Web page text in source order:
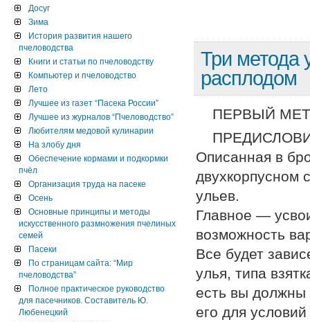
Три метода
расплодом
ПЕРВЫЙ
Описанная в
двухкорпусном
ульев.
Главное —
возможность
Все будет
улья, типа
есть вы должны
его для
Досуг
Зима
История развития нашего
пчеловодства
Книги и статьи по пчеловодству
Компьютер и пчеловодство
Лето
Лучшее из газет “Пасека России”
Лучшее из журналов “Пчеловодство”
Любителям медовой кулинарии
На злобу дня
Обеспечение кормами и подкормки
пчёл
Организация труда на пасеке
Осень
Основные принципы и методы
искусственного размножения пчелиных
семей
Пасеки
По страницам сайта: “Мир
пчеловодства”
Полное практическое руководство
для пасечников. Составитель Ю.
Любенецкий